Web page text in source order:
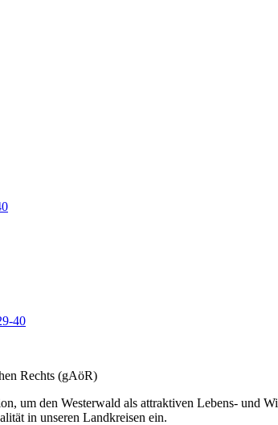
40
Rechts (gAöR)
um den Westerwald als attraktiven Lebens- und
in unseren Landkreisen ein.